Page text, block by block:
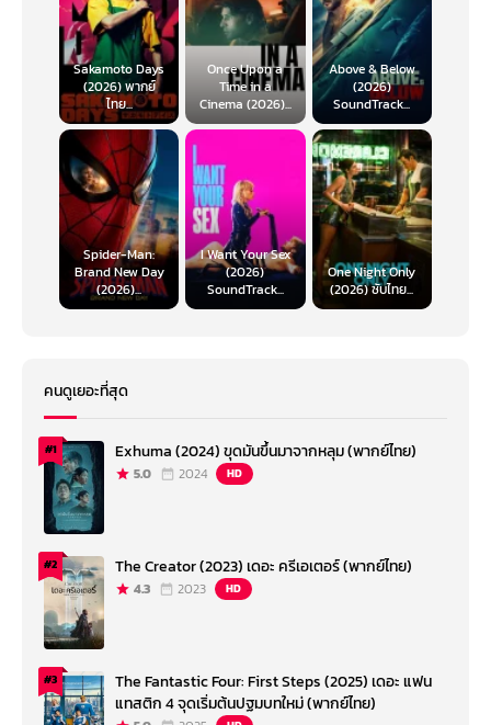
Sakamoto Days
(2026) พากย์
ไทย...
Once Upon a
Time in a
Cinema (2026)...
Above & Below
(2026)
SoundTrack...
Spider-Man:
Brand New Day
(2026)...
I Want Your Sex
(2026)
SoundTrack...
One Night Only
(2026) ซับไทย...
คนดูเยอะที่สุด
#1 Exhuma (2024) ขุดมันขึ้นมาจากหลุม (พากย์ไทย)
5.0 2024 HD
#2 The Creator (2023) เดอะ ครีเอเตอร์ (พากย์ไทย)
4.3 2023 HD
#3
The Fantastic Four: First Steps (2025) เดอะ แฟน
แทสติก 4 จุดเริ่มต้นปฐมบทใหม่ (พากย์ไทย)